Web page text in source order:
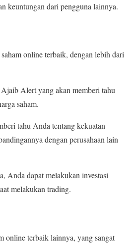
keuntungan dari pengguna lainnya.
online terbaik, dengan lebih dari
Alert yang akan memberi tahu
saham.
tahu Anda tentang kekuatan
dengan perusahaan lain
Anda dapat melakukan investasi
melakukan trading.
online terbaik lainnya, yang sangat